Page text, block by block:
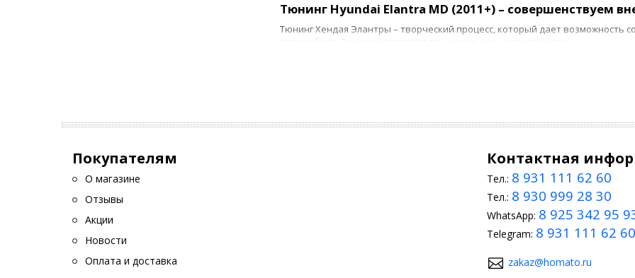
Тюнинг Hyundai Elantra MD (2011+) – совершенствуем
Тюнинг Хендая Элантры – творческий процесс, который дает возможность
автомобиля. Он осуществляется по нескольким направлениям:
спойлеров и рейлингов, новых колесных дисков и шин.
Что можно изменить в салоне Hyundai Elantra MD
Покупателям
О магазине
Отзывы
Акции
Новости
Оплата и доставка
Контактная
Тел.: 8 931 111 62 60
Тел.: 8 930 999 28 30
WhatsApp: 8 925 342 95
Telegram: 8 931 111 62 60
zakaz@homato.ru